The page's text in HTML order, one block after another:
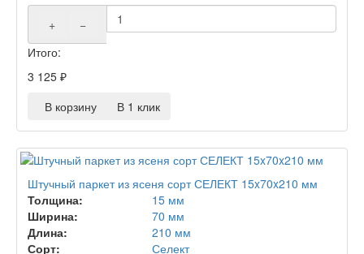
+
−
Итого:
3 125 ₽
В корзину
В 1 клик
Штучный паркет из ясеня сорт СЕЛЕКТ 15x70x210 мм
Толщина:
15 мм
Ширина:
70 мм
Длина:
210 мм
Сорт:
Селект